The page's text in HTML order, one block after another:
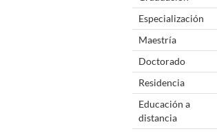
Especialización
Maestría
Doctorado
Residencia
Educación a
distancia